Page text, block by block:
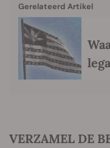
Gerelateerd Artikel
VERZAMEL DE